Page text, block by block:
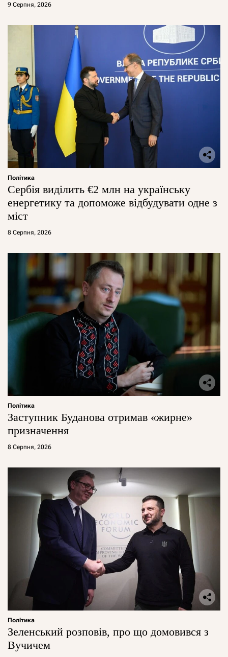
9 Серпня, 2026
Політика
Сербія виділить €2 млн на українську
енергетику та допоможе відбудувати одне з
міст
8 Серпня, 2026
Політика
Заступник Буданова отримав «жирне»
призначення
8 Серпня, 2026
Політика
Зеленський розповів, про що домовився з
Вучичем